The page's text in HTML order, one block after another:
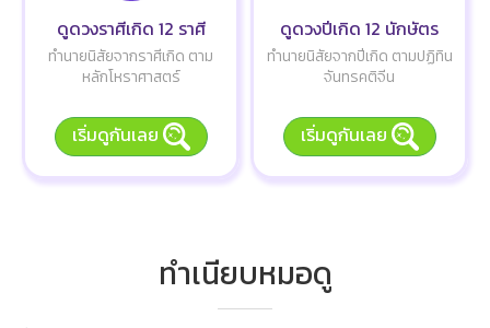
ดูดวงราศีเกิด 12 ราศี
ทำนายนิสัยจากราศีเกิด ตาม
หลักโหราศาสตร์
เริ่มดูกันเลย
ดูดวงปีเกิด 12 นักษัตร
ทำนายนิสัยจากปีเกิด ตามปฏิทิน
จันทรคติจีน
เริ่มดูกันเลย
ทำเนียบหมอดู